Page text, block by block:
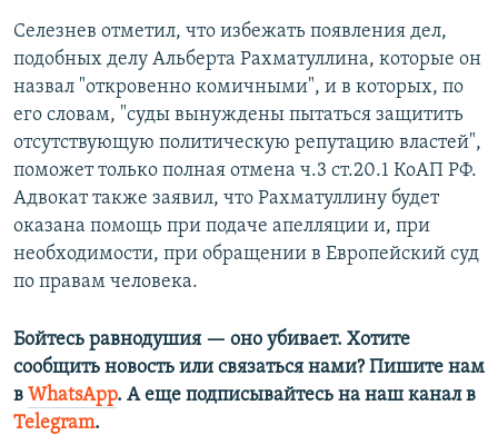
Селезнев отметил, что избежать появления дел,
подобных делу Альберта Рахматуллина, которые он
назвал "откровенно комичными", и в которых, по
его словам, "суды вынуждены пытаться защитить
отсутствующую политическую репутацию властей",
поможет только полная отмена ч.3 ст.20.1 КоАП РФ.
Адвокат также заявил, что Рахматуллину будет
оказана помощь при подаче апелляции и, при
необходимости, при обращении в Европейский суд
по правам человека.
Бойтесь равнодушия — оно убивает. Хотите
сообщить новость или связаться нами? Пишите нам
в WhatsApp. А еще подписывайтесь на наш канал в
Telegram.